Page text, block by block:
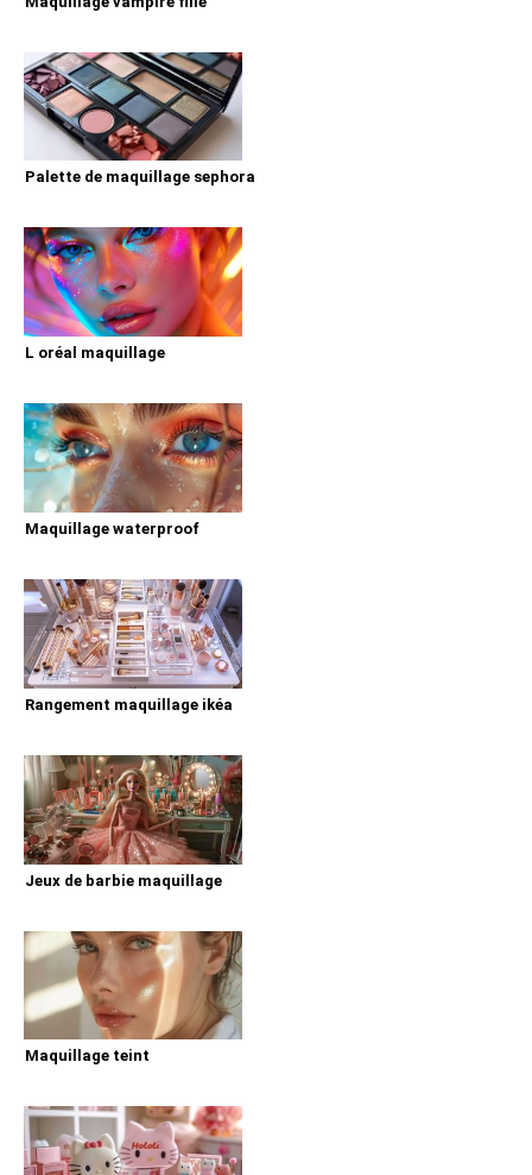
Palette de maquillage sephora
L oréal maquillage
Maquillage waterproof
Rangement maquillage ikéa
Jeux de barbie maquillage
Maquillage teint